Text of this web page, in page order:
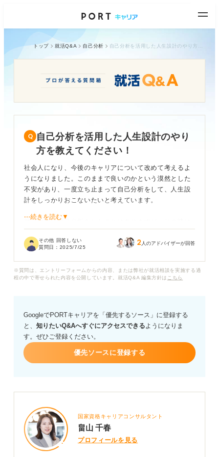
トップ 就活Q&A 自己分析
自己分析を活用した人生設計のやり
方を教えてください！
社会人になり、今後のキャリアについて改めて考えるよ
うになりました。このままで良いのかという漠然とした
不安があり、一度立ち止まって自己分析をして、人生設
計をしっかりおこないたいと考えています。
就活の時に自己分析をしたことはありますが、その時は
に向き合って長期的に活かせるように、根本的にやり方
ただ、人生設計のためと壮大に考えると、どのように分
しょうか？
また、そもそもですが自己分析の結果をどのように人生
設計に落とし込んでいけば良いのかもあまりイメージが
ついておらず、キャリアのプロの皆さんのおすすめの方
漠然とした質問で恐縮ですが、私のような状況の者がま
ず取り組むべきことや、具体的なアドバイスがあれば教
えていただけるとうれしいです。
⋯続きを読む▼
その他 回答しない
質問日： 2025/7/25 2 人のアドバイザーが回答
※質問は、エントリーフォームからの内容、または弊社が就活相談を実施する過
程の中で寄せられた内容を公開しています。就活Q&A 編集方針は こちら
GoogleでPORTキャリアを「優先するソース」に登録する
と、 知りたいQ&Aへすぐにアクセスできるようになりま
す。ぜひご登録ください。
優先ソースに登録する
国家資格キャリアコンサルタント
畠山 千春
プロフィールを見る